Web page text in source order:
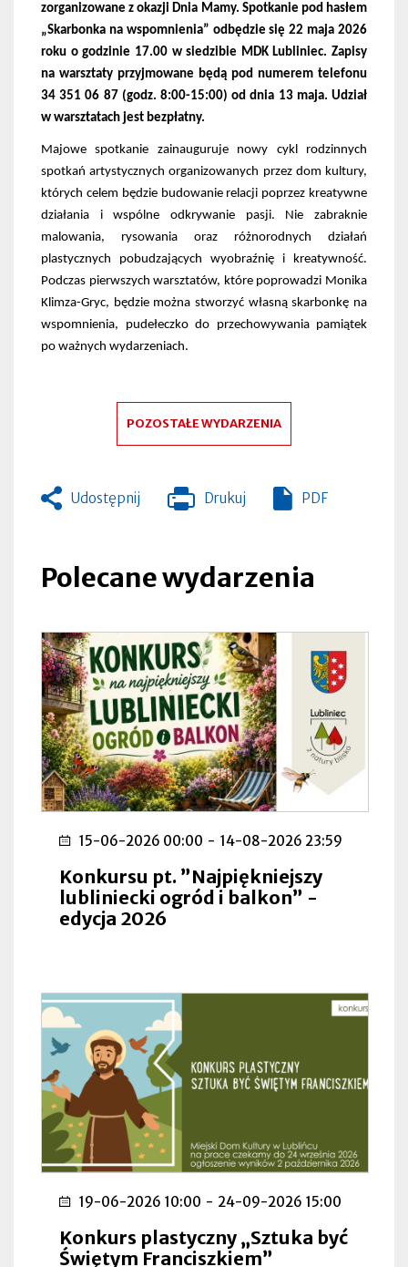
zorganizowane z okazji Dnia Mamy. Spotkanie pod hasłem
„Skarbonka na wspomnienia” odbędzie się 22 maja 2026
roku o godzinie 17.00 w siedzibie MDK Lubliniec. Zapisy
na warsztaty przyjmowane będą pod numerem telefonu
34 351 06 87 (godz. 8:00-15:00) od dnia 13 maja. Udział
w warsztatach jest bezpłatny.
Majowe spotkanie zainauguruje nowy cykl rodzinnych
spotkań artystycznych organizowanych przez dom kultury,
których celem będzie budowanie relacji poprzez kreatywne
działania i wspólne odkrywanie pasji. Nie zabraknie
malowania, rysowania oraz różnorodnych działań
plastycznych pobudzających wyobraźnię i kreatywność.
Podczas pierwszych warsztatów, które poprowadzi Monika
Klimza-Gryc, będzie można stworzyć własną skarbonkę na
wspomnienia, pudełeczko do przechowywania pamiątek
po ważnych wydarzeniach.
POZOSTAŁE WYDARZENIA
Udostępnij Drukuj
Otworzy
zakładce
PDF
Polecane wydarzenia
15-06-2026 00:00 - 14-08-2026 23:59
Konkursu pt. ”Najpiękniejszy
lubliniecki ogród i balkon” -
edycja 2026
19-06-2026 10:00 - 24-09-2026 15:00
Konkurs plastyczny „Sztuka być
Świętym Franciszkiem”